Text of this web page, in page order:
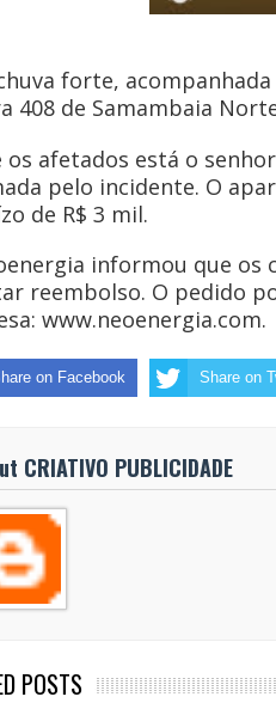
forte,
408 de Samambaia
os afetados está o
pelo incidente. O
de R$ 3 mil.
informou que
reembolso. O pedido
www.neoenergia.com.
on Facebook Share on
CRIATIVO PUBLICIDADE
POSTS